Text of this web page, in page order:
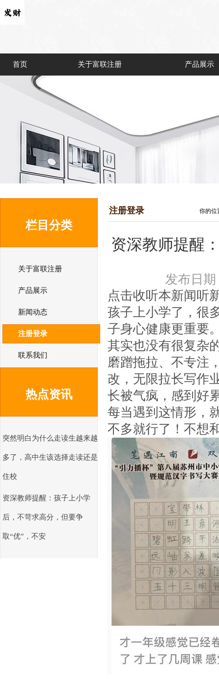
首页 关于富联注册 产品展示
栏目分类
关于富联注册
产品展示
新闻动态
注册登录
联系我们
热点资讯
突然明白为什么走读生越来越
多了，高中生该选择走读还是
住校
资深教师提醒：孩子上小学
后，不苛求高分，但要争
取“优”，不安
注册登录 你的位
资深教师提醒
发布日
点击收听本新闻听
孩子上小学了，很
子身心健康更重要
其实也没有很复杂
磨蹭拖拉、不专注
改，无限拉长写作
长被气疯，感到好
每当遇到这情形，
不多就行了！不想